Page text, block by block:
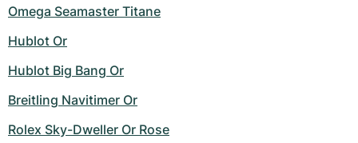
Omega Seamaster Titane
Hublot Or
Hublot Big Bang Or
Breitling Navitimer Or
Rolex Sky-Dweller Or Rose